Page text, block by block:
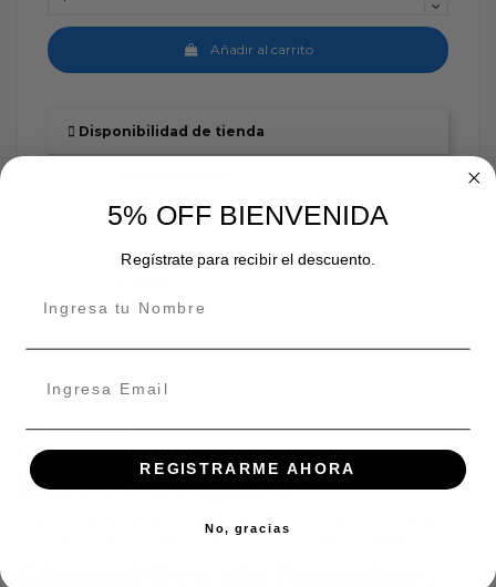
Añadir al carrito
Disponibilidad de tienda
En stock:
Descripción
Diseño Delgado
incluso en construcciones con cielos angostos y espacios pequeños.
5% OFF BIENVENIDA
Regístrate para recibir el descuento.
REGISTRARME AHORA
No, gracias